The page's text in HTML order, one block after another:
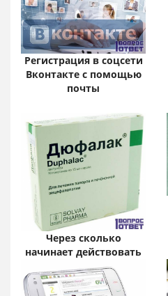
Регистрация в соцсети
Вконтакте с помощью
почты
Через сколько
начинает действовать
слабительное